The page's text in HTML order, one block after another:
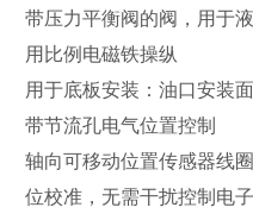
带压力平衡阀的阀，用于
用比例电磁铁操纵
用于底板安装：油口安装
带节流孔电气位置控制
轴向可移动位置传感器线
位校准，无需干扰控制电